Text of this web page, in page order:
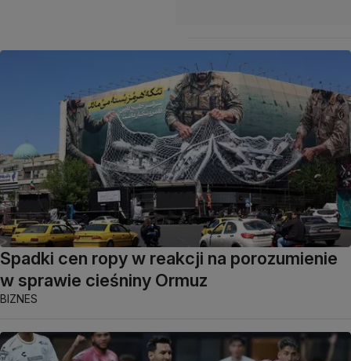
Spadki cen ropy w reakcji na porozumienie
w sprawie cieśniny Ormuz
BIZNES